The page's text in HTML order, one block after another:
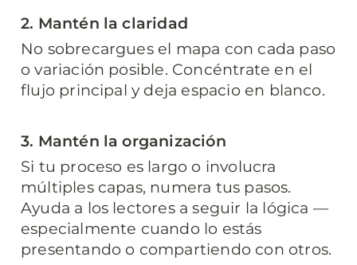
2. Mantén la claridad
No sobrecargues el mapa con cada paso
o variación posible. Concéntrate en el
flujo principal y deja espacio en blanco.
3. Mantén la organización
Si tu proceso es largo o involucra
múltiples capas, numera tus pasos.
Ayuda a los lectores a seguir la lógica —
especialmente cuando lo estás
presentando o compartiendo con otros.